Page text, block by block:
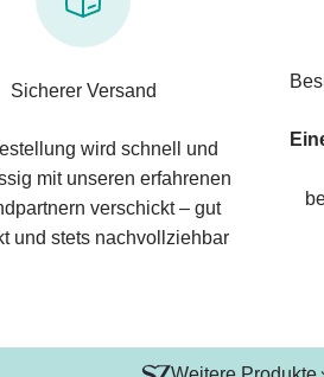
Sicherer Versand
wird schnell und
mit unseren erfahrenen
verschickt – gut
und stets nachvollziehbar